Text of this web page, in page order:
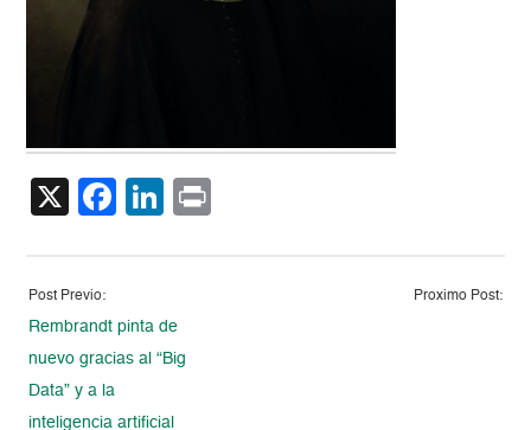
X Facebook
LinkedIn
Post Previo:
Rembrandt pinta de
nuevo gracias al “Big
Data” y a la
inteligencia artificial
Proximo Post: